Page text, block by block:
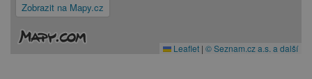
Zobrazit na Mapy.cz
Leaflet | © Seznam.cz a.s. a další